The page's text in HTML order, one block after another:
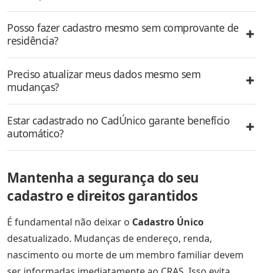
Posso fazer cadastro mesmo sem comprovante de
residência?
Preciso atualizar meus dados mesmo sem
mudanças?
Estar cadastrado no CadÚnico garante benefício
automático?
Mantenha a segurança do seu
cadastro e direitos garantidos
É fundamental não deixar o Cadastro Único
desatualizado. Mudanças de endereço, renda,
nascimento ou morte de um membro familiar devem